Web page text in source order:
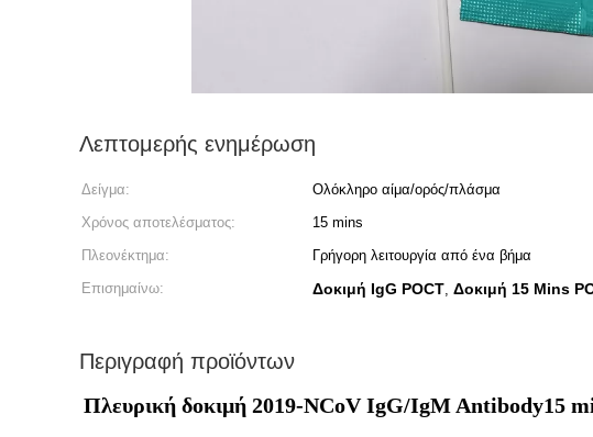
Λεπτομερής ενημέρωση
Δείγμα: Ολόκληρο αίμα/ορός/πλάσμα
Χρόνος αποτελέσματος:
15 mins
Πλεονέκτημα:
Γρήγορη λειτουργία από ένα βήμα
Επισημαίνω:
Δοκιμή IgG POCT, Δοκιμή 15 Mins
Περιγραφή προϊόντων
Πλευρική δοκιμή 2019-NCoV IgG/IgM Antibody15